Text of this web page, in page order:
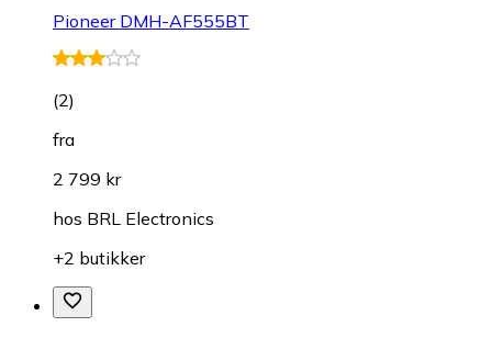
Pioneer DMH-AF555BT
(2)
fra
2 799 kr
hos BRL Electronics
+2 butikker